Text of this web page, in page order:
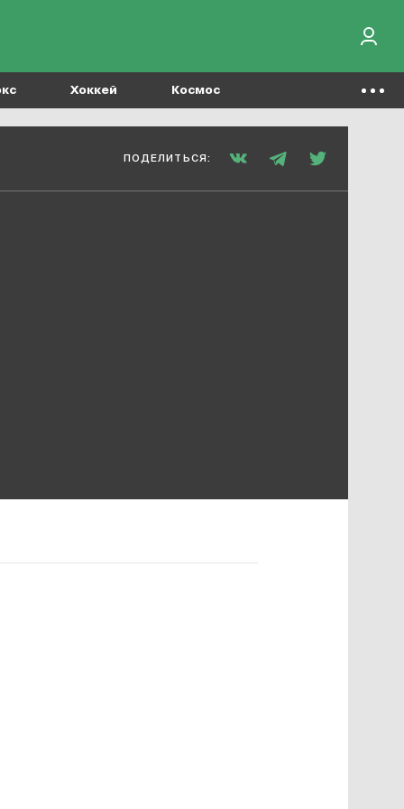
Хоккей Космос
ПОДЕЛИТЬСЯ: